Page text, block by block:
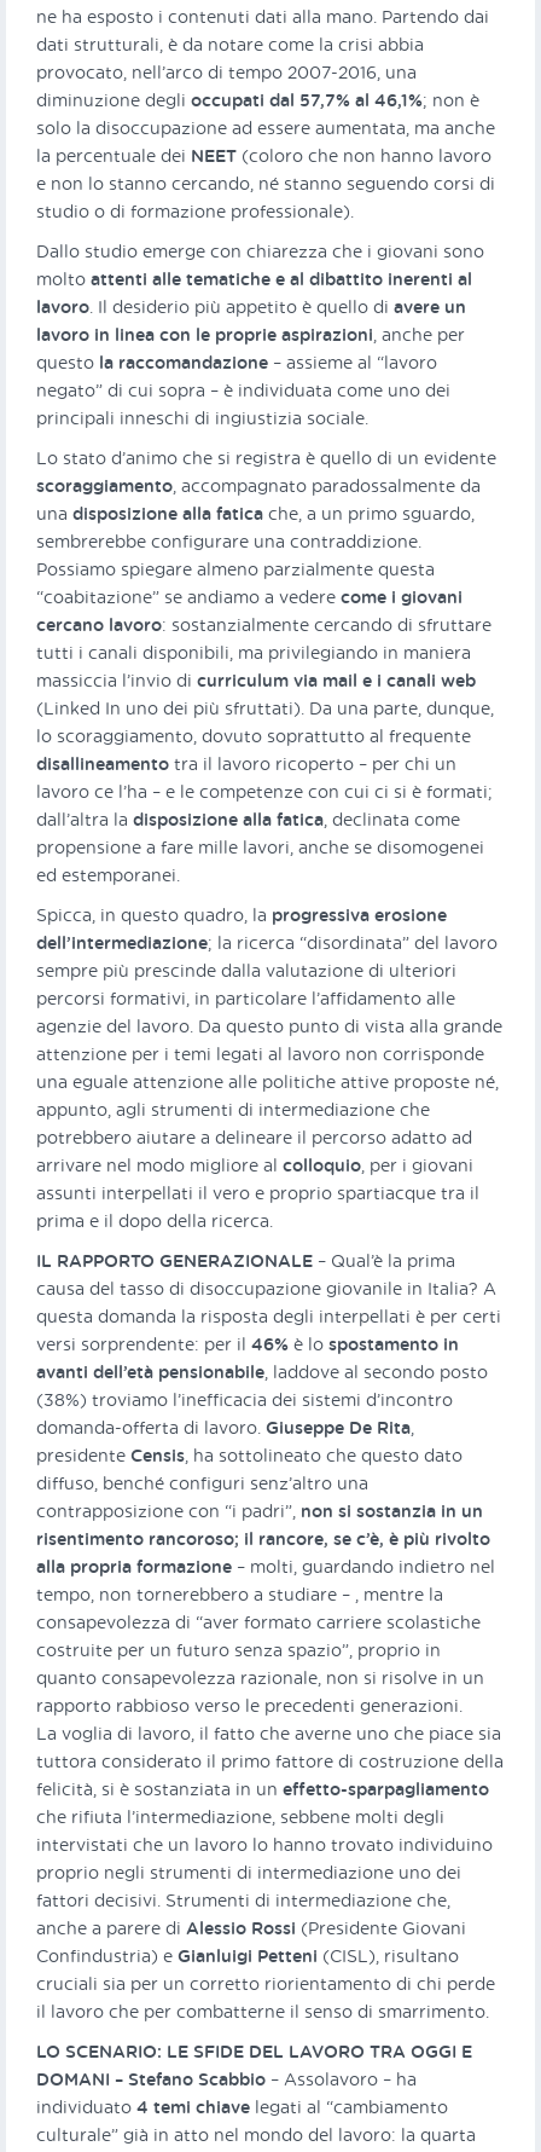
ne ha esposto i contenuti dati alla mano. Partendo dai
dati strutturali, è da notare come la crisi abbia
provocato, nell’arco di tempo 2007-2016, una
diminuzione degli occupati dal 57,7% al 46,1%; non è
solo la disoccupazione ad essere aumentata, ma anche
la percentuale dei NEET (coloro che non hanno lavoro
e non lo stanno cercando, né stanno seguendo corsi di
studio o di formazione professionale).
Dallo studio emerge con chiarezza che i giovani sono
molto attenti alle tematiche e al dibattito inerenti al
lavoro. Il desiderio più appetito è quello di avere un
lavoro in linea con le proprie aspirazioni, anche per
questo la raccomandazione – assieme al “lavoro
negato” di cui sopra – è individuata come uno dei
principali inneschi di ingiustizia sociale.
Lo stato d’animo che si registra è quello di un evidente
scoraggiamento, accompagnato paradossalmente da
una disposizione alla fatica che, a un primo sguardo,
sembrerebbe configurare una contraddizione.
Possiamo spiegare almeno parzialmente questa
“coabitazione” se andiamo a vedere come i giovani
cercano lavoro: sostanzialmente cercando di sfruttare
tutti i canali disponibili, ma privilegiando in maniera
massiccia l’invio di curriculum via mail e i canali web
(Linked In uno dei più sfruttati). Da una parte, dunque,
lo scoraggiamento, dovuto soprattutto al frequente
disallineamento tra il lavoro ricoperto – per chi un
lavoro ce l’ha – e le competenze con cui ci si è formati;
dall’altra la disposizione alla fatica, declinata come
propensione a fare mille lavori, anche se disomogenei
ed estemporanei.
Spicca, in questo quadro, la progressiva erosione
dell’intermediazione; la ricerca “disordinata” del lavoro
sempre più prescinde dalla valutazione di ulteriori
percorsi formativi, in particolare l’affidamento alle
agenzie del lavoro. Da questo punto di vista alla grande
attenzione per i temi legati al lavoro non corrisponde
una eguale attenzione alle politiche attive proposte né,
appunto, agli strumenti di intermediazione che
potrebbero aiutare a delineare il percorso adatto ad
arrivare nel modo migliore al colloquio, per i giovani
assunti interpellati il vero e proprio spartiacque tra il
prima e il dopo della ricerca.
IL RAPPORTO GENERAZIONALE – Qual’è la prima
causa del tasso di disoccupazione giovanile in Italia? A
questa domanda la risposta degli interpellati è per certi
versi sorprendente: per il 46% è lo spostamento in
avanti dell’età pensionabile, laddove al secondo posto
(38%) troviamo l’inefficacia dei sistemi d’incontro
domanda-offerta di lavoro. Giuseppe De Rita,
presidente Censis, ha sottolineato che questo dato
diffuso, benché configuri senz’altro una
contrapposizione con “i padri”, non si sostanzia in un
risentimento rancoroso; il rancore, se c’è, è più rivolto
alla propria formazione – molti, guardando indietro nel
tempo, non tornerebbero a studiare – , mentre la
consapevolezza di “aver formato carriere scolastiche
costruite per un futuro senza spazio”, proprio in
quanto consapevolezza razionale, non si risolve in un
rapporto rabbioso verso le precedenti generazioni.
La voglia di lavoro, il fatto che averne uno che piace sia
tuttora considerato il primo fattore di costruzione della
felicità, si è sostanziata in un effetto-sparpagliamento
che rifiuta l’intermediazione, sebbene molti degli
intervistati che un lavoro lo hanno trovato individuino
proprio negli strumenti di intermediazione uno dei
fattori decisivi. Strumenti di intermediazione che,
anche a parere di Alessio Rossi (Presidente Giovani
Confindustria) e Gianluigi Petteni (CISL), risultano
cruciali sia per un corretto riorientamento di chi perde
il lavoro che per combatterne il senso di smarrimento.
LO SCENARIO: LE SFIDE DEL LAVORO TRA OGGI E
DOMANI – Stefano Scabbio – Assolavoro – ha
individuato 4 temi chiave legati al “cambiamento
culturale” già in atto nel mondo del lavoro: la quarta